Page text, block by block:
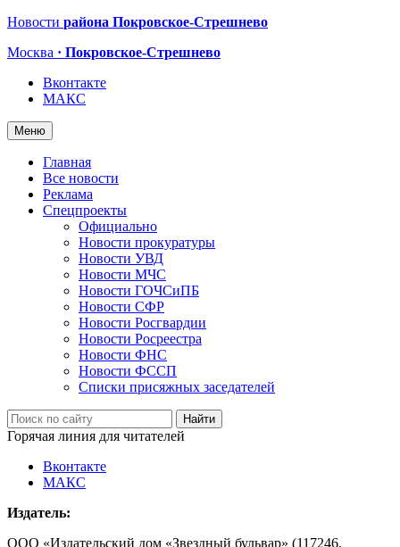
Новости района Покровское-Стрешнево
Москва · Покровское-Стрешнево
Вконтакте
МАКС
Меню
Главная
Все новости
Реклама
Спецпроекты
Официально
Новости прокуратуры
Новости УВД
Новости МЧС
Новости ГОЧСиПБ
Новости СФР
Новости Росгвардии
Новости Росреестра
Новости ФНС
Новости ФССП
Списки присяжных заседателей
Горячая линия для читателей
Вконтакте
МАКС
Издатель:
ООО «Издательский дом «Звездный бульвар» (117246,